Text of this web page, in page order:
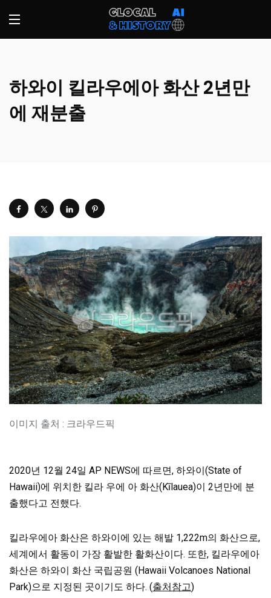
하와이 킬라우에아 화산 2년만
에 재분출
이미지 출처 : 크라우드픽
2020년 12월 24일 AP NEWS에 따르면, 하와이(State of
Hawaii)에 위치한 킬라 우에 아 화산(Kīlauea)이 2년만에 분
출했다고 전했다.
킬라우에아 화산은 하와이에 있는 해발 1,222m의 화산으로,
세계에서 활동이 가장 활발한 활화산이다. 또한, 킬라우에아
화산은 하와이 화산 국립공원 (Hawaii Volcanoes National
Park)으로 지정된 곳이기도 하다. (출처참고)